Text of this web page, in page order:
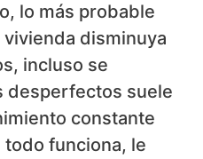
lo más probable
disminuya
incluso se
desperfectos suele
constante
todo funciona, le